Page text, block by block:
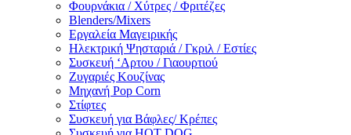
Φουρνάκια / Χύτρες / Φριτέζες
Blenders/Mixers
Εργαλεία Μαγειρικής
Ηλεκτρική Ψησταριά / Γκριλ / Eστίες
Συσκευή ‘Αρτου / Γιαουρτιού
Ζυγαριές Κουζίνας
Μηχανή Pop Corn
Στίφτες
Συσκευή για Βάφλες/ Κρέπες